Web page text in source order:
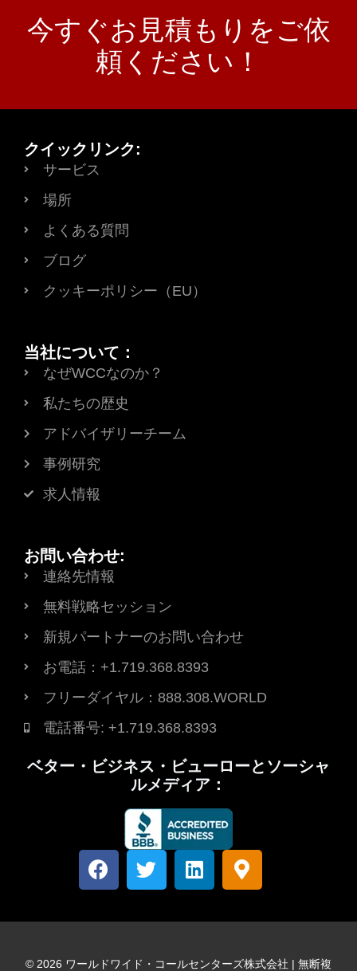
今すぐお見積もりをご依
頼ください！
クイックリンク:
サービス
場所
よくある質問
ブログ
クッキーポリシー（EU）
当社について：
なぜWCCなのか？
私たちの歴史
アドバイザリーチーム
事例研究
求人情報
お問い合わせ:
連絡先情報
無料戦略セッション
新規パートナーのお問い合わせ
お電話：+1.719.368.8393
フリーダイヤル：888.308.WORLD
電話番号: +1.719.368.8393
ベター・ビジネス・ビューローとソーシャ
ルメディア：
フ
ェ
ス
ッ
T
w
t
e
L
i
k
d
マ
ッ
マ
カ
© 2026 ワールドワイド・コールセンターズ株式会社 | 無断複